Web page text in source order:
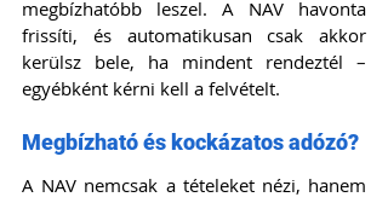
megbízhatóbb leszel. A NAV havonta
frissíti, és automatikusan csak akkor
kerülsz bele, ha mindent rendeztél –
egyébként kérni kell a felvételt.
Megbízható és kockázatos adózó?